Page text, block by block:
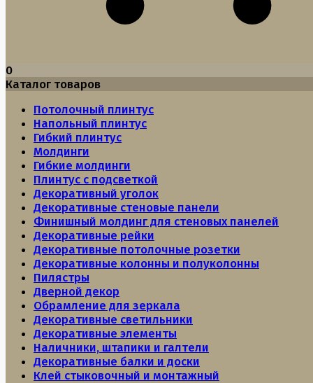
0
Каталог товаров
Потолочный плинтус
Напольный плинтус
Гибкий плинтус
Молдинги
Гибкие молдинги
Плинтус с подсветкой
Декоративный уголок
Декоративные стеновые панели
Финишный молдинг для стеновых панелей
Декоративные рейки
Декоративные потолочные розетки
Декоративные колонны и полуколонны
Пилястры
Дверной декор
Обрамление для зеркала
Декоративные светильники
Декоративные элементы
Наличники, штапики и галтели
Декоративные балки и доски
Клей стыковочный и монтажный